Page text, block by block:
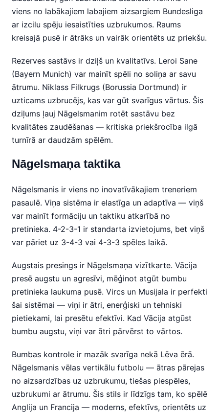
viens no labākajiem labajiem aizsargiem Bundesliga
ar izcilu spēju iesaistīties uzbrukumos. Raums
kreisajā pusē ir ātrāks un vairāk orientēts uz priekšu.
Rezerves sastāvs ir dziļš un kvalitatīvs. Leroi Sane
(Bayern Munich) var mainīt spēli no soliņa ar savu
ātrumu. Niklass Filkrugs (Borussia Dortmund) ir
uzticams uzbrucējs, kas var gūt svarīgus vārtus. Šis
dziļums ļauj Nāgelsmanim rotēt sastāvu bez
kvalitātes zaudēšanas — kritiska priekšrocība ilgā
turnīrā ar daudzām spēlēm.
Nāgelsmaņa taktika
Nāgelsmanis ir viens no inovatīvākajiem treneriem
pasaulē. Viņa sistēma ir elastīga un adaptīva — viņš
var mainīt formāciju un taktiku atkarībā no
pretinieka. 4-2-3-1 ir standarta izvietojums, bet viņš
var pāriet uz 3-4-3 vai 4-3-3 spēles laikā.
Augstais presings ir Nāgelsmaņa vizītkarte. Vācija
presē augstu un agresīvi, mēģinot atgūt bumbu
pretinieka laukuma pusē. Vircs un Musijala ir perfekti
šai sistēmai — viņi ir ātri, enerģiski un tehniski
pietiekami, lai presētu efektīvi. Kad Vācija atgūst
bumbu augstu, viņi var ātri pārvērst to vārtos.
Bumbas kontrole ir mazāk svarīga nekā Lēva ērā.
Nāgelsmanis vēlas vertikālu futbolu — ātras pārejas
no aizsardzības uz uzbrukumu, tiešas piespēles,
uzbrukumi ar ātrumu. Šis stils ir līdzīgs tam, ko spēlē
Anglija un Francija — moderns, efektīvs, orientēts uz